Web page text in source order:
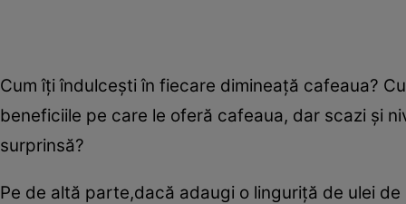
Cum îţi îndulceşti în fiecare dimineaţă cafeaua?
beneficiile pe care le oferă cafeaua, dar scazi şi
surprinsă?
Pe de altă parte,dacă adaugi o linguriţă de ulei